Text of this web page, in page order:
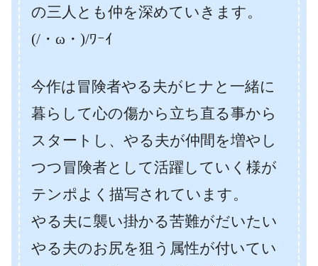
の三人とも仲を深めていきます。
(/・ω・)/ﾜｰｲ
今作は冒険者やる夫がヒナと一緒に
暮らして心の傷から立ち直る事から
スタートし、やる夫が仲間を増やし
つつ冒険者として活躍していく様が
テンポよく描写されています。
やる夫に襲い掛かる苦難がだいたい
やる夫のお尻を狙う属性が付いてい